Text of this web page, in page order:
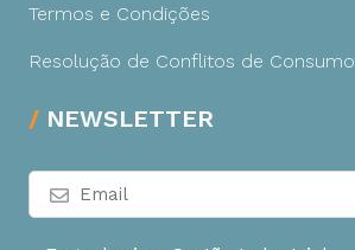
Termos e Condições
Resolução de Conflitos de Consumo
NEWSLETTER